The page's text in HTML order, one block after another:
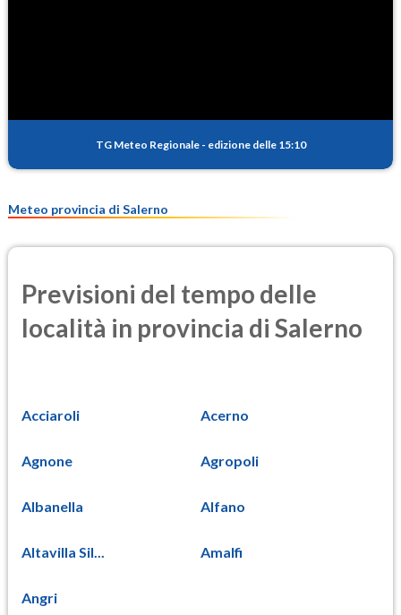
TG Meteo Regionale - edizione delle 15:10
Meteo provincia di Salerno
Previsioni del tempo delle
località in provincia di Salerno
Acciaroli Acerno
Agnone Agropoli
Albanella Alfano
Altavilla Sil... Amalfi
Angri